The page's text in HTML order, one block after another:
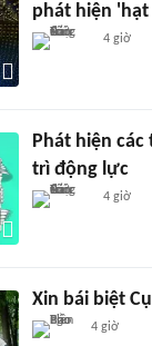
phát hiện
4 giờ
Phát hiện
trì động lực
4 giờ
Xin bái biệt
4 giờ